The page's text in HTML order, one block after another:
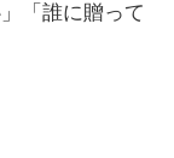
「誰に贈って